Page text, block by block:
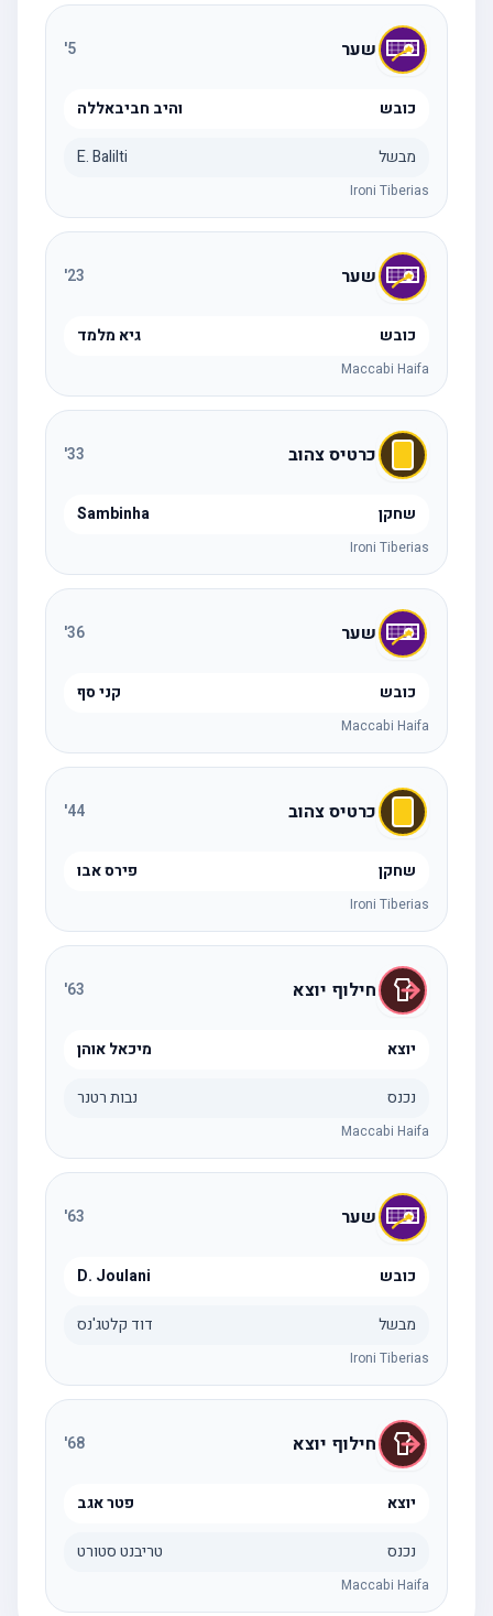
שער
כובש והיב חביבאללה
מבשל E. Balilti
Ironi Tiberias
שער 23
'
כובש גיא מלמד
Maccabi Haifa
כרטיס צהוב 33
'
שחקן Sambinha
Ironi Tiberias
שער 36
'
כובש קני סף
Maccabi Haifa
כרטיס צהוב 44
'
שחקן פירס אבו
Ironi Tiberias
חילוף יוצא 63
'
יוצא מיכאל אוהן
נכנס נבות רטנר
Maccabi Haifa
שער 63
'
כובש D. Joulani
מבשל דוד קלטג'נס
Ironi Tiberias
חילוף יוצא 68
'
יוצא פטר אגב
נכנס טריבנט סטורט
Maccabi Haifa